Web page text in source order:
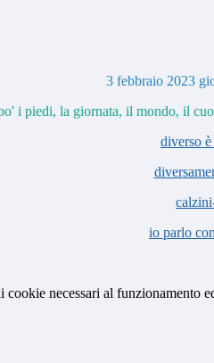
3 febbraio 2023
i piedi, la giornata, il mondo, il
diverso
io parlo
necessari al funzionamento